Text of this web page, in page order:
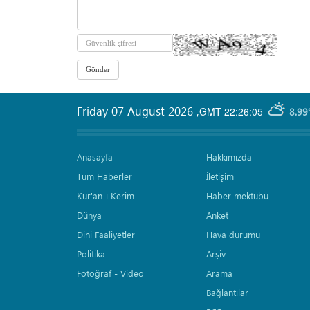
GMT-22:26:05
Friday 07 August 2026 ,
Anasayfa
Tüm Haberler
Kur'an-ı Kerim
Dünya
Dini Faaliyetler
Politika
Fotoğraf - Video
Hakkımızda
İletişim
Haber mektubu
Anket
Hava durumu
Arşiv
Arama
Bağlantılar